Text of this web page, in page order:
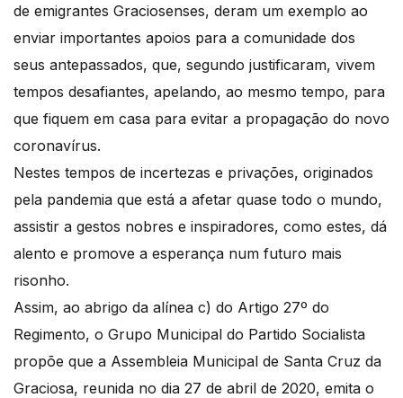
de emigrantes Graciosenses, deram um exemplo ao
enviar importantes apoios para a comunidade dos
seus antepassados, que, segundo justificaram, vivem
tempos desafiantes, apelando, ao mesmo tempo, para
que fiquem em casa para evitar a propagação do novo
coronavírus.
Nestes tempos de incertezas e privações, originados
pela pandemia que está a afetar quase todo o mundo,
assistir a gestos nobres e inspiradores, como estes, dá
alento e promove a esperança num futuro mais
risonho.
Assim, ao abrigo da alínea c) do Artigo 27º do
Regimento, o Grupo Municipal do Partido Socialista
propõe que a Assembleia Municipal de Santa Cruz da
Graciosa, reunida no dia 27 de abril de 2020, emita o